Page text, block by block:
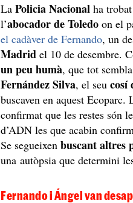
LaPolicia Nacional ha
l’abocador de Toledo on el
el cadàver de Fernando, un
Madrid el 10 de desembre.
un peu humà, que tot
Fernández Silva, el seucosí
buscaven en aquest
confirmat que les restes són
d’ADN les que acabin
Se segueixenbuscant altres
una autòpsia que determini
Fernando i Ángel van